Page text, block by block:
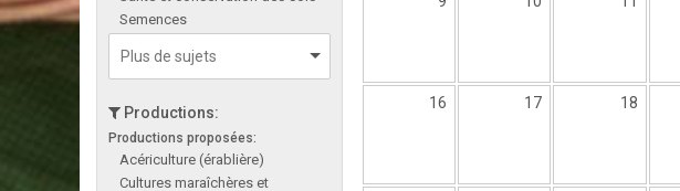
Semences
Productions:
Productions proposées:
Acériculture (érablière)
Cultures maraîchères et
16 17 18